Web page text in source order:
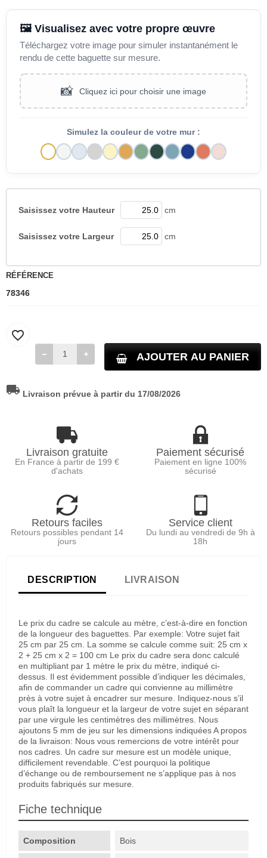
🖼️ Visualisez avec votre propre œuvre
Téléchargez votre image pour simuler instantanément le
rendu de cette baguette sur mesure.
📸 Cliquez ici pour choisir une image
Simulez la couleur de votre mur :
Saisissez votre Hauteur cm
Saisissez votre Largeur cm
RÉFÉRENCE
78346
AJOUTER AU PANIER
favorite_border
local_shipping Livraison prévue à partir du 17/08/2026
Livraison gratuite
En France à partir de 199 €
d'achats
Paiement sécurisé
Paiement en ligne 100%
sécurisé
Retours faciles
Retours possibles pendant 14
jours
Service client
Du lundi au vendredi de 9h à
18h
DESCRIPTION LIVRAISON
Le prix du cadre se calcule au mètre, c’est-à-dire en fonction
de la longueur des baguettes. Par exemple: Votre sujet fait
25 cm par 25 cm. La somme se calcule comme suit: 25 cm x
2 + 25 cm x 2 = 100 cm Le prix du cadre sera donc calculé
en multipliant par 1 mètre le prix du mètre, indiqué ci-
dessus. Il est évidemment possible d’indiquer les décimales,
afin de commander un cadre qui convienne au millimètre
près à votre sujet à encadrer sur mesure. Indiquez-nous s’il
vous plaît la longueur et la largeur de votre sujet en séparant
par une virgule les centimètres des millimètres. Nous
ajoutons 5 mm de jeu sur les dimensions indiquées A propos
de la livraison: Nous vous remercions de votre intérêt pour
nos cadres. Un cadre sur mesure est un modèle unique,
difficilement revendable. C’est pourquoi la politique
d’échange ou de remboursement ne s’applique pas à nos
produits fabriqués sur mesure.
Fiche technique
Composition Bois